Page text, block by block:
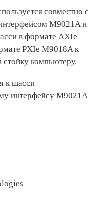
совместно с
M9021A и
в формате AXIe
PXIe M9018A к
компьютеру.
к шасси
интерфейсу M9021A